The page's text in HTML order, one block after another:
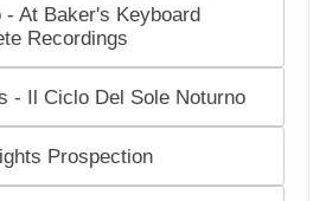
At Baker's Keyboard
Recordings
- Il Ciclo Del Sole Noturno
Prospection